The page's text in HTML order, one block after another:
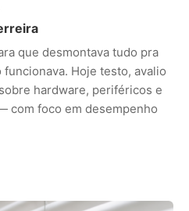
que desmontava tudo pra
Hoje testo, avalio
hardware, periféricos e
com foco em desempenho